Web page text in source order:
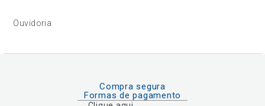
Ouvidoria
Compra segura
Formas de pagamento